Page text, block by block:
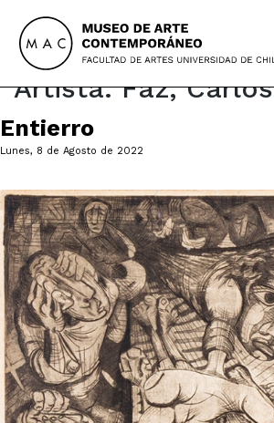
content
Artista:Faz, Carlos
Entierro
Lunes, 8 de Agosto de 2022